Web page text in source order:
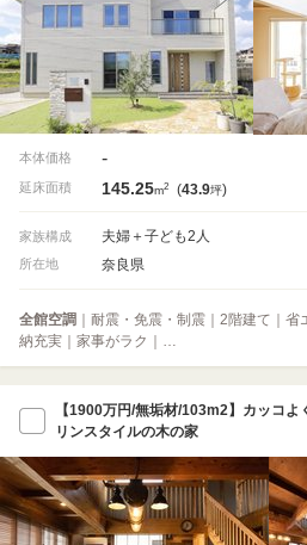
本体価格 -
延床面積 145.25m2 (43.9坪)
家族構成 夫婦＋子ども2人
所在地 奈良県
全館空調 ｜耐震・免震・制震｜2階建て｜
納充実｜家事がラク｜…
【1900万円/無垢材/103m2】カッコ
リンスタイルの木の家